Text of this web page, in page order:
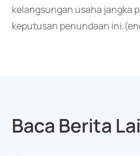
kelangsungan usaha jangka
keputusan penundaan
Baca Berita